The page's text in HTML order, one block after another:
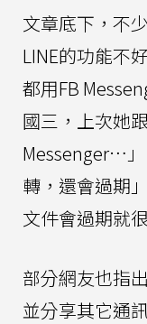
文章底下，不
LINE的功能不
都用FB
國三，上次她
Messenger…
轉，還會過期
文件會過期就
部分網友也指
並分享其它通